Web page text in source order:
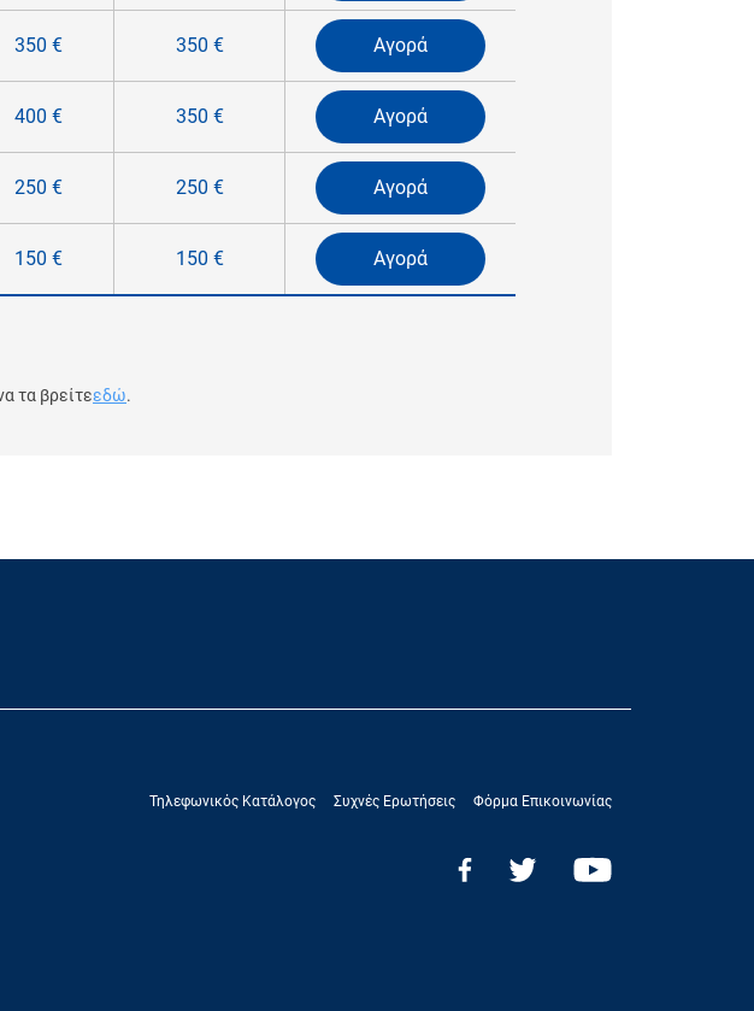
350 € 350 € Αγορά
400 € 350 € Αγορά
250 € 250 € Αγορά
150 € 150 € Αγορά
τα βρείτεεδώ.
Τηλεφωνικός Κατάλογος Συχνές Ερωτήσεις Φόρμα Επικοινωνίας